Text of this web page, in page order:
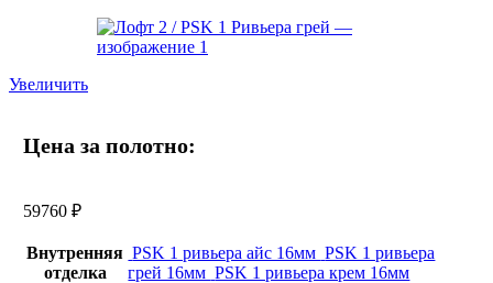
Увеличить
Цена за полотно:
59760₽
Внутренняя
отделка
PSK 1 ривьера айс 16мм PSK 1 ривьера
грей 16мм PSK 1 ривьера крем 16мм